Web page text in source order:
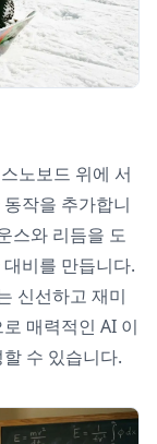
노보드 위에 서
작을 추가합니
스와 리듬을 도
비를 만듭니다.
신선하고 재미
매력적인 AI 이
수 있습니다.